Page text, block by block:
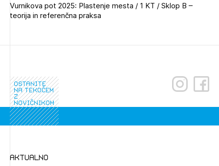
Izbrana vsebina je namenjena le ZAPS
registriranim uporabnikom. Da lahko do nje
dostopate, se je potrebno prijaviti.
PRIJAVITE SE REGISTRIRAJTE SE
Vurnikova pot 2025: Plastenje mesta / 1 KT / Sklop B –
teorija in referenčna praksa
ostanite
na tekočem
z
novičnikom
aktualno